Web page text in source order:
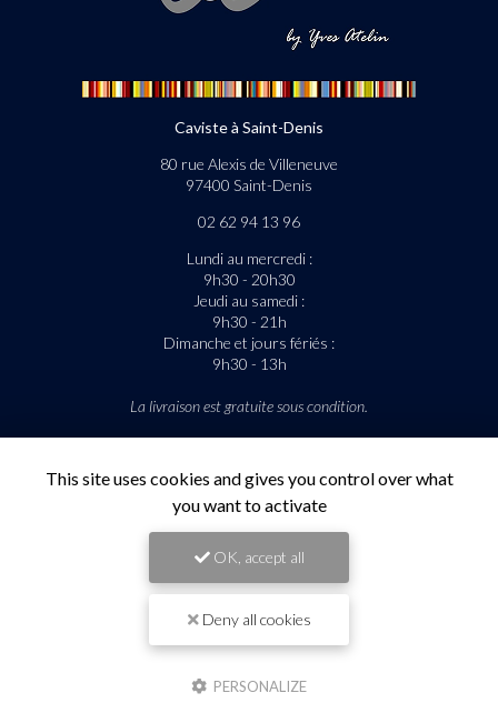
Caviste à Saint-Denis
80 rue Alexis de Villeneuve
97400 Saint-Denis
02 62 94 13 96
Lundi au mercredi :
9h30 - 20h30
Jeudi au samedi :
9h30 - 21h
Dimanche et jours fériés :
9h30 - 13h
La livraison est gratuite sous condition.
Suivez-nous sur les réseaux sociaux
Envoyez un message
This site uses cookies and gives you control over what
you want to activate
OK, accept all
Deny all cookies
PERSONALIZE